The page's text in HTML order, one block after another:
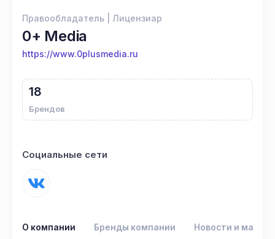
Правообладатель | Лицензиар
0+ Media
https://www.0plusmedia.ru
18
Брендов
Социальные сети
О компании Бренды компании Новости и